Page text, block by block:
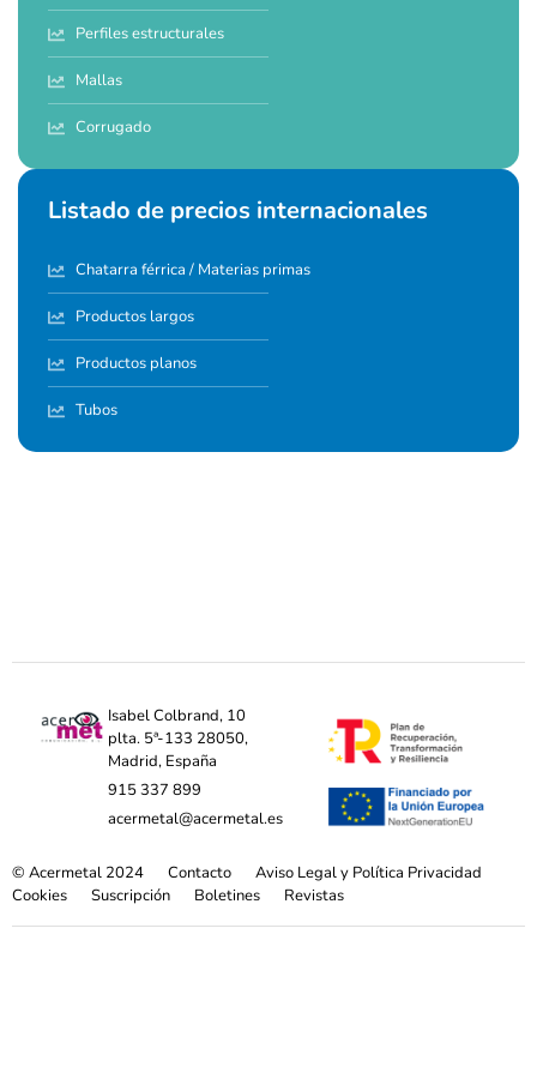
Perfiles estructurales
Mallas
Corrugado
Listado de precios internacionales
Chatarra férrica / Materias primas
Productos largos
Productos planos
Tubos
Isabel Colbrand, 10
plta. 5ª-133 28050,
Madrid, España
915 337 899
acermetal@acermetal.es
© Acermetal 2024 Contacto
Aviso Legal y Política Privacidad
Cookies
Suscripción Boletines Revistas